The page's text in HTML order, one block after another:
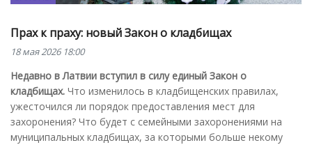
Прах к праху: новый Закон о кладбищах
18 мая 2026 18:00
Недавно в Латвии вступил в силу единый Закон о
кладбищах. Что изменилось в кладбищенских правилах,
ужесточился ли порядок предоставления мест для
захоронения? Что будет с семейными захоронениями на
муниципальных кладбищах, за которыми больше некому